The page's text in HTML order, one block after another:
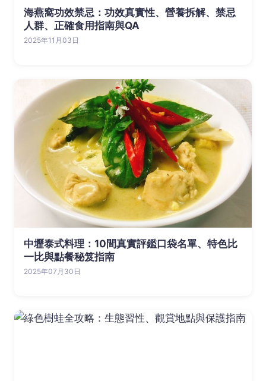
海燕窩功效禁忌：功效真實性、營養拆解、禁忌
人群、正確食用指南與QA
2025年11月03日
中壢泰式料理：10間真實評鑑口袋名單、特色比
一比與點餐秘笈指南
2025年07月30日